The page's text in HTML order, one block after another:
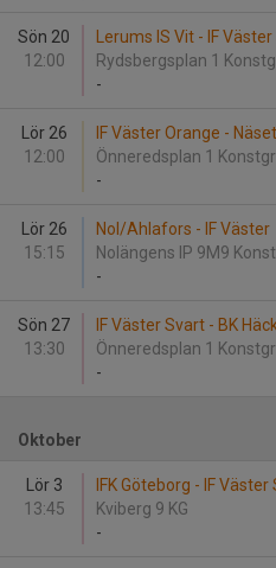
Sön 20
12:00
Lerums IS Vit - IF
Rydsbergsplan 1
-
Lör 26
12:00
IF Väster Orange -
Önneredsplan 1
-
Lör 26
15:15
Nol/Ahlafors - IF Väster
Nolängens IP 9M9
-
Sön 27
13:30
IF Väster Svart - BK
Önneredsplan 1
-
Oktober
Lör 3
13:45
IFK Göteborg - IF Väster
Kviberg 9 KG
-